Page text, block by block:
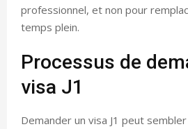
professionnel, et non pour
temps plein.
Processus de
visa J1
Demander un visa J1 peut